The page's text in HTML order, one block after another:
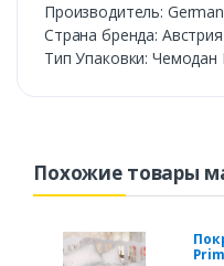
Производитель:
Страна бренда: Австрия
Тип Упаковки:
Похожие товары